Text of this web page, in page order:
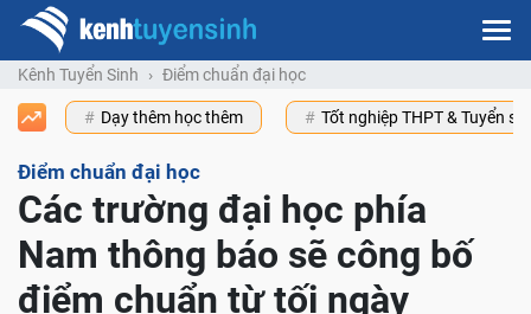
Kênh Tuyển Sinh Điểm chuẩn đại học
Dạy thêm học thêm Tốt nghiệp THPT & Tuyển
Điểm chuẩn đại học
Các trường đại học phía
Nam thông báo sẽ công bố
điểm chuẩn từ tối ngày